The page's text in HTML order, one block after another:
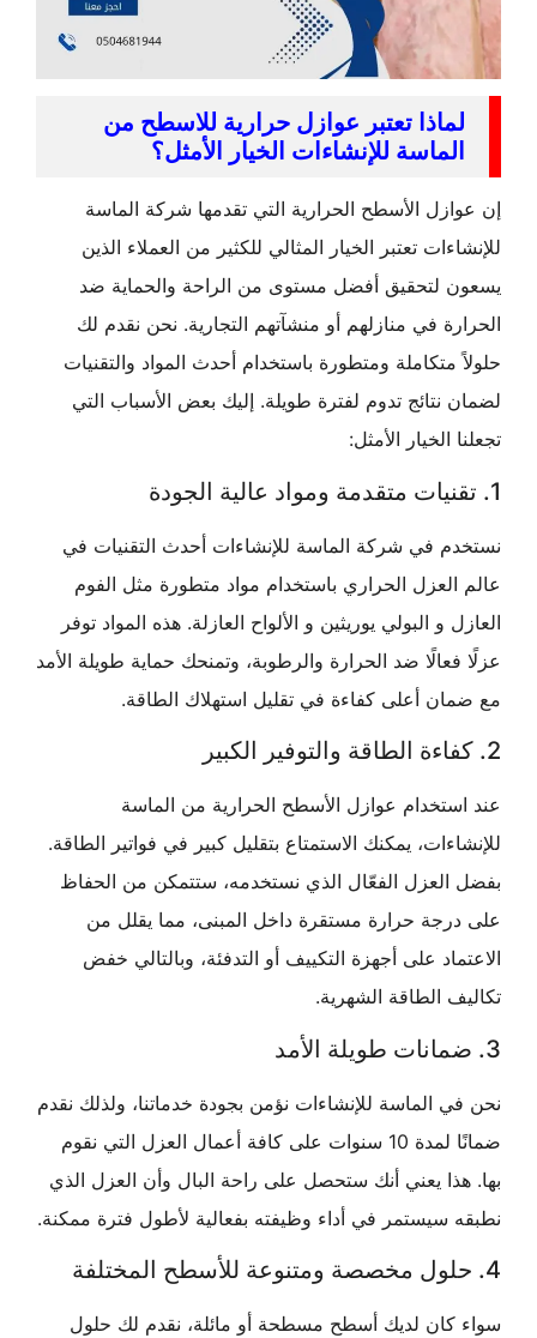
تعتبر عوازل حرارية للاسطح من
للإنشاءات الخيار الأمثل؟
الأسطح الحرارية التي تقدمها شركة الماسة
تعتبر الخيار المثالي للكثير من العملاء الذين
لتحقيق أفضل مستوى من الراحة والحماية ضد
في منازلهم أو منشآتهم التجارية. نحن نقدم لك
ومتطورة باستخدام أحدث المواد والتقنيات
نتائج تدوم لفترة طويلة. إليك بعض الأسباب التي
الخيار الأمثل:
في شركة الماسة للإنشاءات أحدث التقنيات في
الحراري باستخدام مواد متطورة مثل الفوم
و البولي يوريثين و الألواح العازلة. هذه المواد توفر
ضد الحرارة والرطوبة، وتمنحك حماية طويلة الأمد
أعلى كفاءة في تقليل استهلاك الطاقة.
عوازل الأسطح الحرارية من الماسة
يمكنك الاستمتاع بتقليل كبير في فواتير الطاقة.
الفعّال الذي نستخدمه، ستتمكن من الحفاظ
حرارة مستقرة داخل المبنى، مما يقلل من
على أجهزة التكييف أو التدفئة، وبالتالي خفض
الطاقة الشهرية.
الماسة للإنشاءات نؤمن بجودة خدماتنا، ولذلك نقدم
ضمانًا لمدة 10 سنوات على كافة أعمال العزل التي نقوم
يعني أنك ستحصل على راحة البال وأن العزل الذي
سيستمر في أداء وظيفته بفعالية لأطول فترة ممكنة.
لديك أسطح مسطحة أو مائلة، نقدم لك حلول